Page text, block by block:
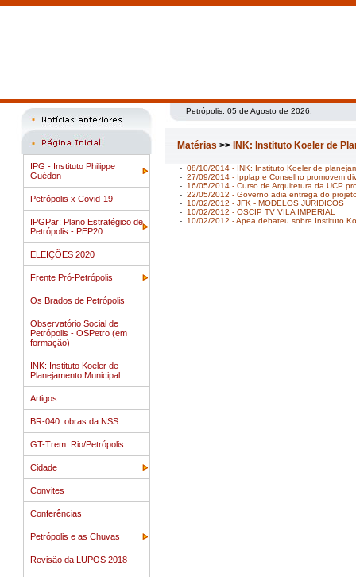
IPG - Instituto Philippe
Guédon
Petrópolis x Covid-19
IPGPar: Plano Estratégico de
Petrópolis - PEP20
ELEIÇÕES 2020
Frente Pró-Petrópolis
Os Brados de Petrópolis
Observatório Social de
Petrópolis - OSPetro (em
formação)
INK: Instituto Koeler de
Planejamento Municipal
Artigos
BR-040: obras da NSS
GT-Trem: Rio/Petrópolis
Cidade
Convites
Conferências
Petrópolis e as Chuvas
Revisão da LUPOS 2018
Petrópolis, 05 de Agosto de 2026.
Matérias >> INK: Instituto Koeler de
- 08/10/2014 - INK: Instituto Koeler de
- 27/09/2014 - Ipplap e Conselho promovem
- 16/05/2014 - Curso de Arquitetura da UCP
- 22/05/2012 - Governo adia entrega do
- 10/02/2012 - JFK - MODELOS JURIDICOS
- 10/02/2012 - OSCIP TV VILA IMPERIAL
- 10/02/2012 - Apea debateu sobre Instituto